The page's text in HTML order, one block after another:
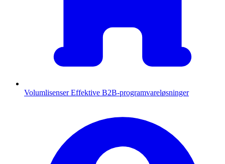
Volumlisenser Effektive B2B-programvareløsninger